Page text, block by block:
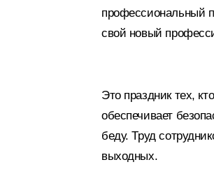
профессиональный
свой новый
Это праздник тех,
обеспечивает
беду. Труд
выходных.